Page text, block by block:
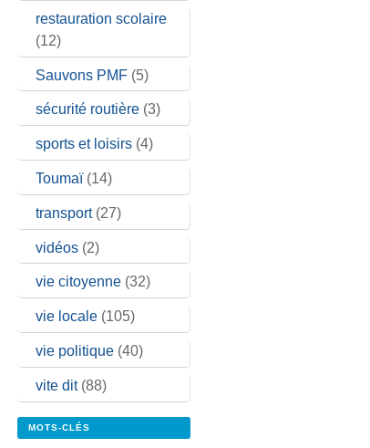
restauration scolaire
(12)
Sauvons PMF (5)
sécurité routière (3)
sports et loisirs (4)
Toumaï(14)
transport(27)
vidéos (2)
vie citoyenne (32)
vie locale (105)
vie politique (40)
vite dit(88)
MOTS-CLÉS